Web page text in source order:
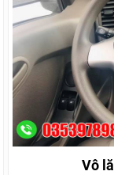
Vô